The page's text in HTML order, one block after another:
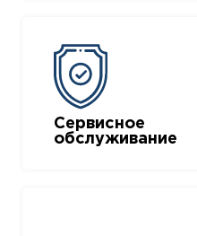
Сервисное
обслуживание